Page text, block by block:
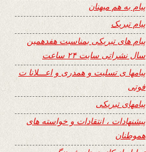
پیام به هم میهنان
پیام تبریک
پیام های تبریکی بمناسبت هفدهمین
سال نشراتی سایت ۲۴ ساعت
پیامها ی تسلیت و همدری و اعـــلانا ت
فوتی
پیامهای تبریکی
پیشنهادات ، انتقادات و خواسته های
هموطنان